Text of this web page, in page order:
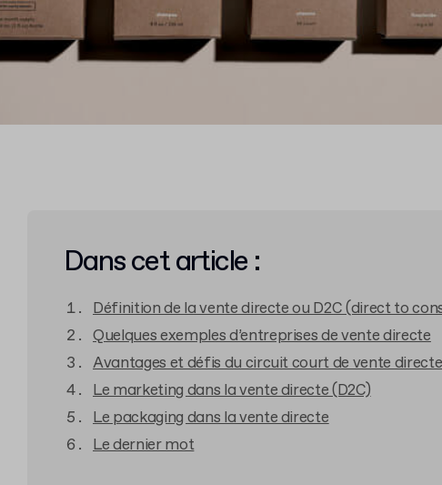
Dans cet article :
Définition de la vente directe ou D2C (direct to
Quelques exemples d’entreprises de vente directe
Avantages et défis du circuit court de vente directe
Le marketing dans la vente directe (D2C)
Le packaging dans la vente directe
Le dernier mot